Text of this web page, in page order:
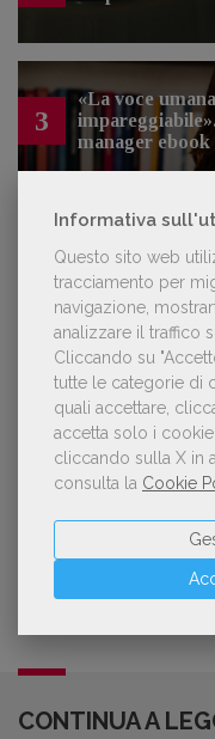
Informativa
Questo sito web
tracciamento per
navigazione,
analizzare il traffico
Cliccando su
tutte le categorie di
quali accettare,
accetta solo i
cliccando sulla X in
consulta la Cookie
3
«La voce
manager
NOTIZIE DALL'AIE
Il
Aperte
della
entro il
CONTINUA A